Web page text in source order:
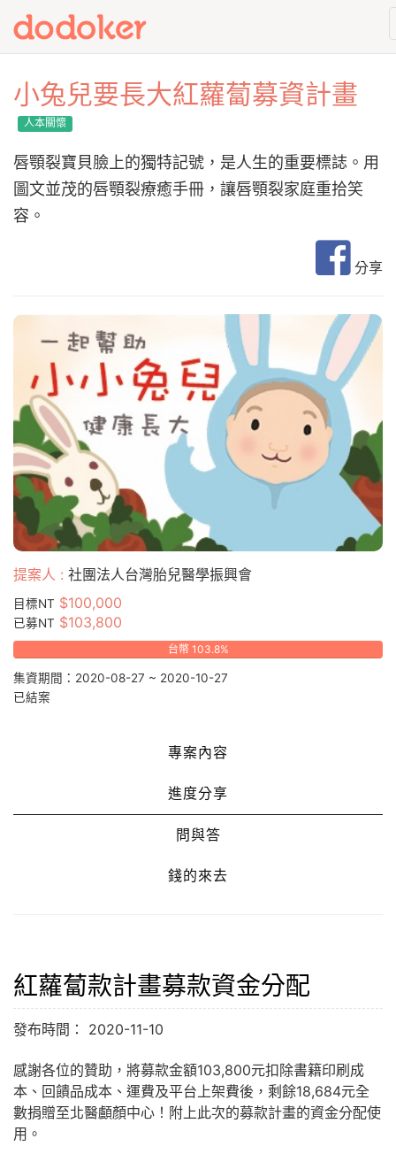
小兔兒要長大紅蘿蔔募資計畫
人本關懷
唇顎裂寶貝臉上的獨特記號，是人生的重要標誌。用
圖文並茂的唇顎裂療癒手冊，讓唇顎裂家庭重拾笑
容。
分享
提案人 : 社團法人台灣胎兒醫學振興會
目標NT $100,000
已募NT $103,800
台幣 103.8%
集資期間：2020-08-27 ~ 2020-10-27
已結案
專案內容
進度分享
問與答
錢的來去
紅蘿蔔款計畫募款資金分配
發布時間： 2020-11-10
感謝各位的贊助，將募款金額103,800元扣除書籍印刷成
本、回饋品成本、運費及平台上架費後，剩餘18,684元全
數捐贈至北醫顱顏中心！附上此次的募款計畫的資金分配使
用。